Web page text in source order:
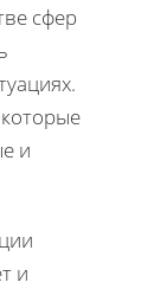
сфер
и
и